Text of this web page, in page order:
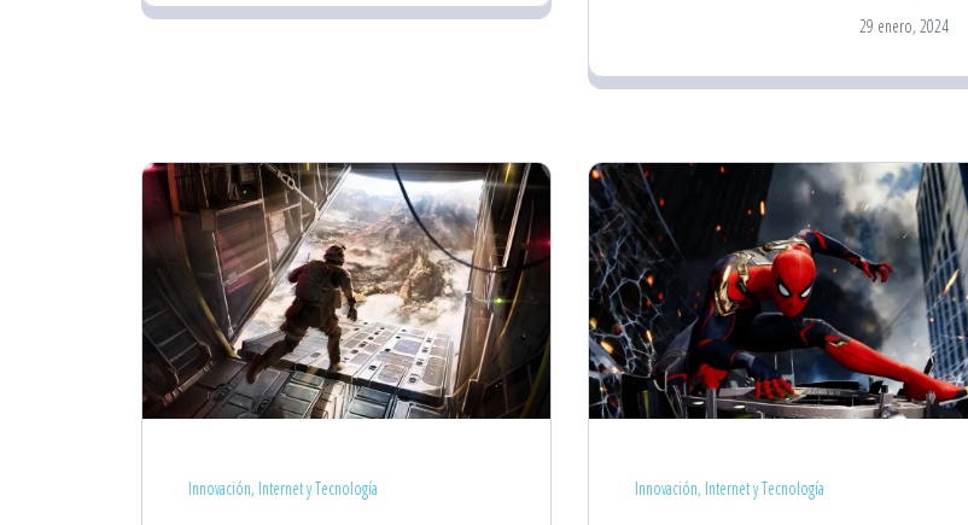
29 enero, 2024
Innovación, Internet y Tecnología Innovación, Internet y Tecnología